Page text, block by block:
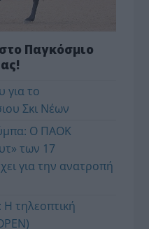
Παγκόσμιο
για το
Σκι Νέων
Ο ΠΑΟΚ
των 17
για την ανατροπή
τηλεοπτική